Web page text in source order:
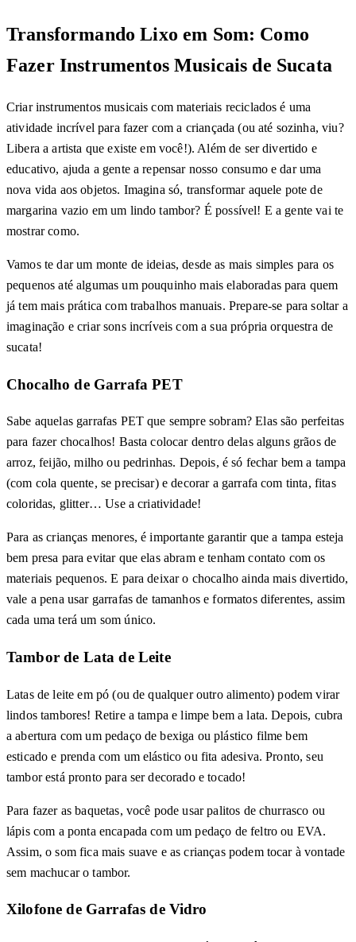
Transformando Lixo em Som: Como
Fazer Instrumentos Musicais de Sucata
Criar instrumentos musicais com materiais reciclados é uma
atividade incrível para fazer com a criançada (ou até sozinha, viu?
Libera a artista que existe em você!). Além de ser divertido e
educativo, ajuda a gente a repensar nosso consumo e dar uma
nova vida aos objetos. Imagina só, transformar aquele pote de
margarina vazio em um lindo tambor? É possível! E a gente vai te
mostrar como.
Vamos te dar um monte de ideias, desde as mais simples para os
pequenos até algumas um pouquinho mais elaboradas para quem
já tem mais prática com trabalhos manuais. Prepare-se para soltar a
imaginação e criar sons incríveis com a sua própria orquestra de
sucata!
Chocalho de Garrafa PET
Sabe aquelas garrafas PET que sempre sobram? Elas são perfeitas
para fazer chocalhos! Basta colocar dentro delas alguns grãos de
arroz, feijão, milho ou pedrinhas. Depois, é só fechar bem a tampa
(com cola quente, se precisar) e decorar a garrafa com tinta, fitas
coloridas, glitter… Use a criatividade!
Para as crianças menores, é importante garantir que a tampa esteja
bem presa para evitar que elas abram e tenham contato com os
materiais pequenos. E para deixar o chocalho ainda mais divertido,
vale a pena usar garrafas de tamanhos e formatos diferentes, assim
cada uma terá um som único.
Tambor de Lata de Leite
Latas de leite em pó (ou de qualquer outro alimento) podem virar
lindos tambores! Retire a tampa e limpe bem a lata. Depois, cubra
a abertura com um pedaço de bexiga ou plástico filme bem
esticado e prenda com um elástico ou fita adesiva. Pronto, seu
tambor está pronto para ser decorado e tocado!
Para fazer as baquetas, você pode usar palitos de churrasco ou
lápis com a ponta encapada com um pedaço de feltro ou EVA.
Assim, o som fica mais suave e as crianças podem tocar à vontade
sem machucar o tambor.
Xilofone de Garrafas de Vidro